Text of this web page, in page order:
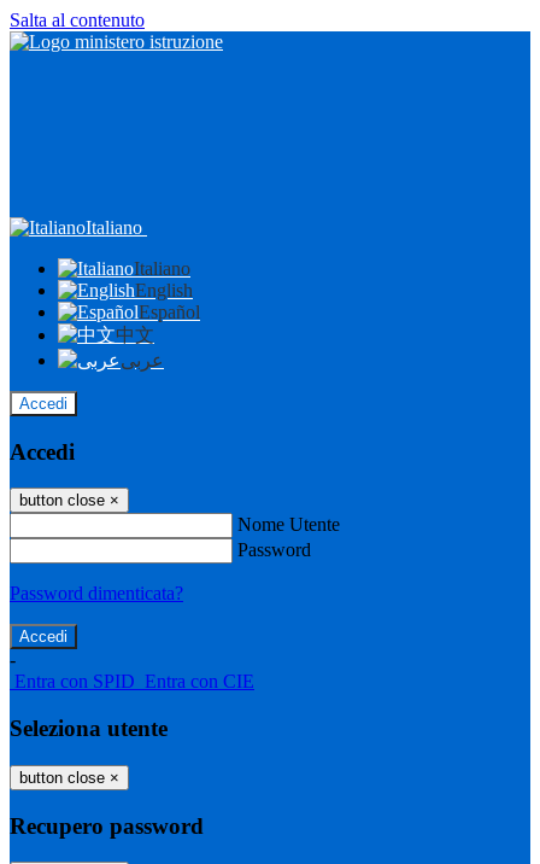
Salta al contenuto
Italiano
Italiano
English
Español
中文
عربى
Accedi
Accedi
button close ×
Nome Utente
Password
Password dimenticata?
-
Entra con SPID Entra con CIE
Seleziona utente
button close ×
Recupero password